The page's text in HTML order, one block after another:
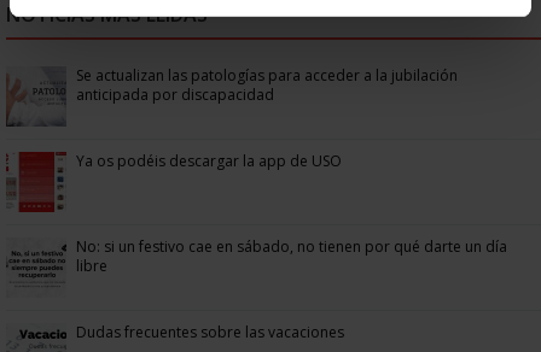
NOTICIAS MÁS LEÍDAS
Se actualizan las patologías para acceder a la jubilación
anticipada por discapacidad
Ya os podéis descargar la app de USO
No: si un festivo cae en sábado, no tienen por qué darte un día
libre
Dudas frecuentes sobre las vacaciones